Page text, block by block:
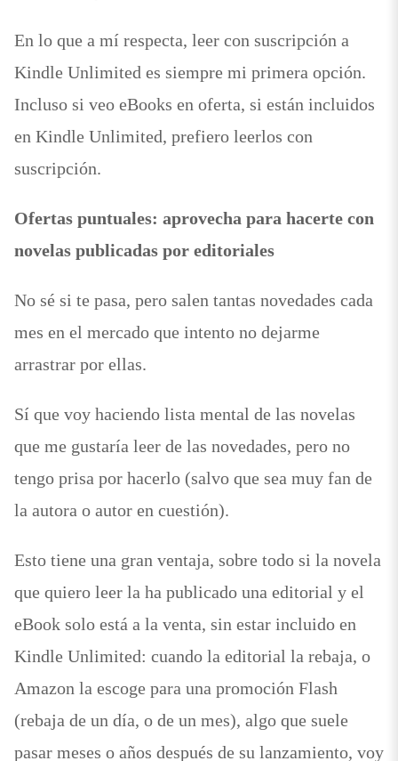
En lo que a mí respecta, leer con suscripción a
Kindle Unlimited es siempre mi primera opción.
Incluso si veo eBooks en oferta, si están incluidos
en Kindle Unlimited, prefiero leerlos con
suscripción.
Ofertas puntuales: aprovecha para hacerte con
novelas publicadas por editoriales
No sé si te pasa, pero salen tantas novedades cada
mes en el mercado que intento no dejarme
arrastrar por ellas.
Sí que voy haciendo lista mental de las novelas
que me gustaría leer de las novedades, pero no
tengo prisa por hacerlo (salvo que sea muy fan de
la autora o autor en cuestión).
Esto tiene una gran ventaja, sobre todo si la novela
que quiero leer la ha publicado una editorial y el
eBook solo está a la venta, sin estar incluido en
Kindle Unlimited: cuando la editorial la rebaja, o
Amazon la escoge para una promoción Flash
(rebaja de un día, o de un mes), algo que suele
pasar meses o años después de su lanzamiento, voy